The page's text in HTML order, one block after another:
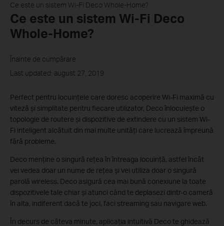
Ce este un sistem Wi-Fi Deco Whole-Home?
Ce este un sistem Wi-Fi Deco
Whole-Home?
Înainte de cumpărare
Last updated: august 27, 2019
Perfect pentru locuințele care doresc acoperire Wi-Fi maximă cu
viteză și simplitate pentru fiecare utilizator, Deco înlocuiește o
topologie de routere și dispozitive de extindere cu un sistem Wi-
Fi inteligent alcătuit din mai multe unități care lucrează împreună
fără probleme.
Deco menține o singură rețea în întreaga locuință, astfel încât
vei vedea doar un nume de rețea și vei utiliza doar o singură
parolă wireless. Deco asigură cea mai bună conexiune la toate
dispozitivele tale chiar și atunci când te deplasezi dintr-o cameră
în alta, indiferent dacă te joci, faci streaming sau navigare web.
În decurs de câteva minute, aplicația intuitivă Deco te ghidează